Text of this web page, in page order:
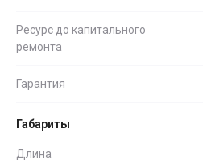
Ресурс до капитального
ремонта
Гарантия
Габариты
Длина